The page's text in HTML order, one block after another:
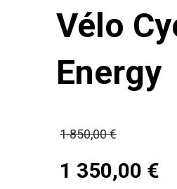
Vélo
Energy
1 850,00€
prix
1 350,00 €